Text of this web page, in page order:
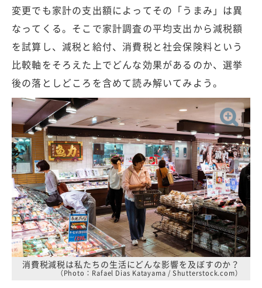
変更でも家計の支出額によってその「うまみ」は異
なってくる。そこで家計調査の平均支出から減税額
を試算し、減税と給付、消費税と社会保険料という
比較軸をそろえた上でどんな効果があるのか、選挙
後の落としどころを含めて読み解いてみよう。
消費税減税は私たちの生活にどんな影響を及ぼすのか？
（Photo：Rafael Dias Katayama / Shutterstock.com）